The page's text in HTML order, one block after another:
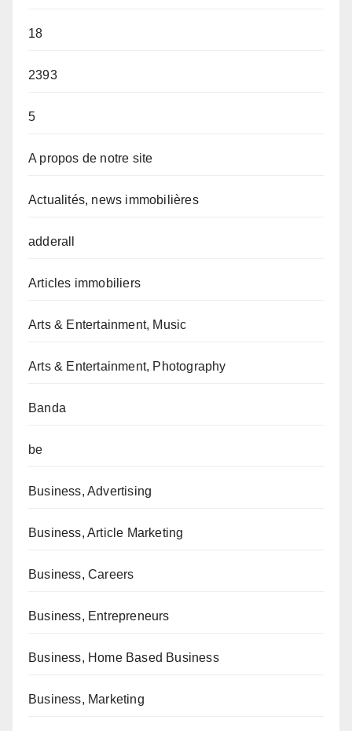
18
2393
5
A propos de notre site
Actualités, news immobilières
adderall
Articles immobiliers
Arts & Entertainment, Music
Arts & Entertainment, Photography
Banda
be
Business, Advertising
Business, Article Marketing
Business, Careers
Business, Entrepreneurs
Business, Home Based Business
Business, Marketing